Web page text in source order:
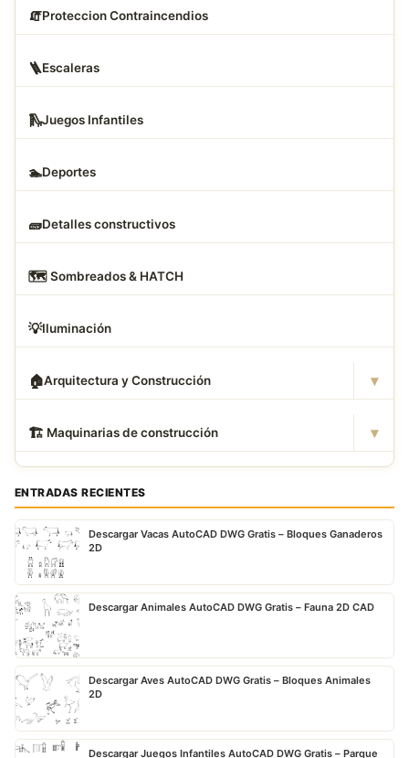
🧯Proteccion Contraincendios
🪜Escaleras
🛝Juegos Infantiles
🏊Deportes
🧱Detalles constructivos
🗺️ Sombreados & HATCH
💡Iluminación
🏠Arquitectura y Construcción ▾
🏗 ️ Maquinarias de construcción ▾
ENTRADAS RECIENTES
Descargar Vacas AutoCAD DWG Gratis – Bloques Ganaderos
2D
Descargar Animales AutoCAD DWG Gratis – Fauna 2D CAD
Descargar Aves AutoCAD DWG Gratis – Bloques Animales
2D
Descargar Juegos Infantiles AutoCAD DWG Gratis – Parque